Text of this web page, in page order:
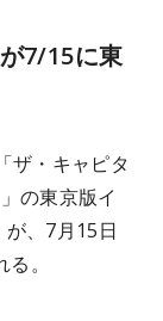
7/15に東
ザ・キャピタ
の東京版イ
、7月15日
。